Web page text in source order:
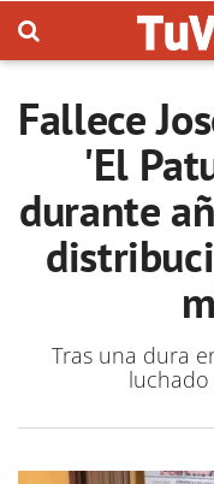
Fallece
'El
durante
Tras una dura